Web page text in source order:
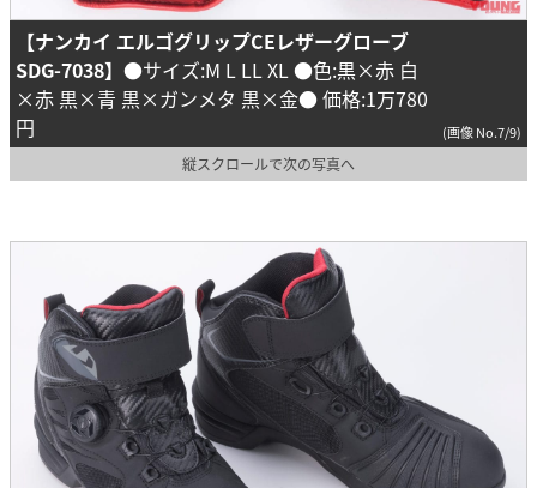
【ナンカイ エルゴグリップCEレザーグローブ
SDG-7038】 ●サイズ:M L LL XL ●色:黒×赤 白
×赤 黒×青 黒×ガンメタ 黒×金● 価格:1万780
円
(画像 No.7/9)
縦スクロールで次の写真へ